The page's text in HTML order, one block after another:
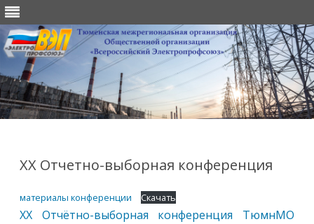
ХХ Отчетно-выборная конференция
материалы конференции Скачать
XX Отчётно-выборная конференция ТюмнМО